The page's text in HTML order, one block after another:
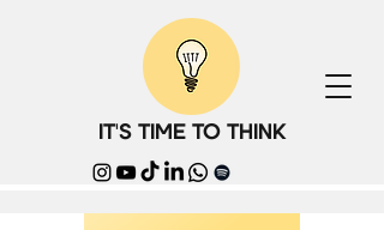
IT'S TIME TO THINK